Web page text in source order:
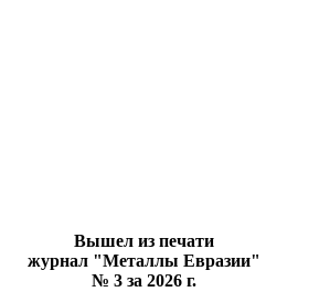
Вышел из печати
журнал "Металлы Евразии"
№ 3 за 2026 г.